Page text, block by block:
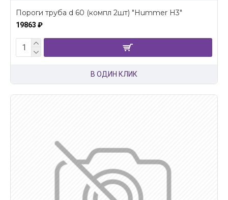
Пороги труба d 60 (компл 2шт) "Hummer H3"
19863 ₽
В ОДИН КЛИК